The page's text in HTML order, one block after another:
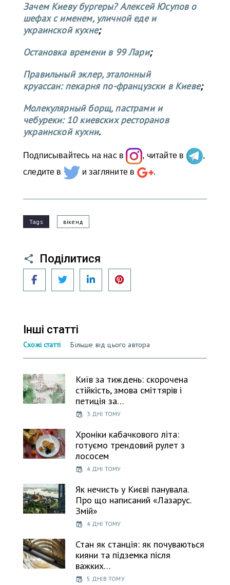
Зачем Киеву бургеры? Алексей Юсупов о
шефах с именем, уличной еде и
украинской кухне;
Остановка времени в 99 Лари;
Правильный эклер, эталонный
круассан: пекарня по-французски в Киеве;
Молекулярный борщ, пастрами и
чебуреки: 10 киевских ресторанов
украинской кухни.
Подписывайтесь на нас в , читайте в
,
следите в
и загляните в .
Tags вікенд
Поділитися
Facebook Twitter LinkedIn
Інші статті
Схожі статті Більше від цього автора
Київ за тиждень: скорочена
стійкість, змова сміттярів і
петиція за…
3 ДНІ ТОМУ
Хроніки кабачкового літа:
готуємо трендовий рулет з
лососем
4 ДНІ ТОМУ
Як нечисть у Києві панувала.
Про що написаний «Лазарус.
Змій»
4 ДНІ ТОМУ
Стан як станція: як почуваються
кияни та підземка після
важких…
5 ДНІВ ТОМУ